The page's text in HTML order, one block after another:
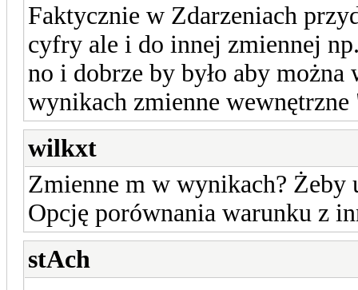
Faktycznie w Zdarzeniach
cyfry ale i do innej zmiennej
no i dobrze by było aby
wynikach zmienne wewnętrzne
wilkxt
Zmienne m w wynikach? Żeby
Opcję porównania warunku z
stAch